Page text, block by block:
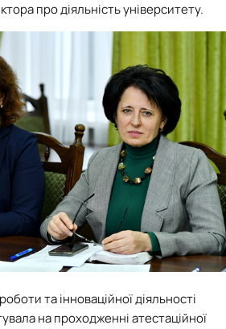
про діяльність університету.
та інноваційної діяльності
на проходженні атестаційної